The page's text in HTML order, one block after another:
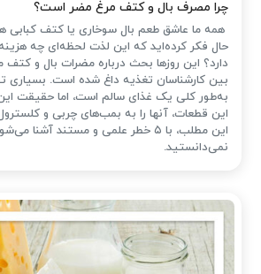
چرا مصرف بال و کتف مرغ مضر است؟
همه ما عاشق طعم بال سوخاری یا کتف کبابی
حال فکر کرده‌اید که این لذت لحظه‌ای چه
دارد؟ این روزها بحث درباره مضرات بال و
بین کارشناسان تغذیه داغ شده است. بسیاری
به‌طور کلی یک غذای سالم است، اما حقیقت
این قطعات، آنها را به بمب‌های چربی و
این مطلب، با ۵ خطر علمی و مستند
نمی‌دانستید.